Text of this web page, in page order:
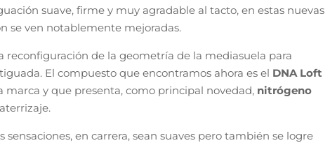
suave, firme y muy agradable al tacto, en estas nuevas
se ven notablemente mejoradas.
reconfiguración de la geometría de la mediasuela para
El compuesto que encontramos ahora es el DNA Loft
y que presenta, como principal novedad, nitrógeno
en carrera, sean suaves pero también se logre